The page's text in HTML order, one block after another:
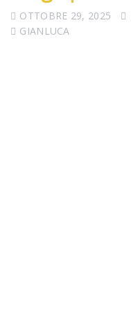
OTTOBRE 29, 2025
GIANLUCA